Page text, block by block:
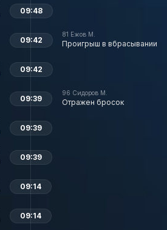
09:48
81 Ежов М.
Проигрыш в вбрасывании
09:42
09:42
96 Сидоров М.
Отражен бросок
09:39
09:39
09:39
09:14
09:14